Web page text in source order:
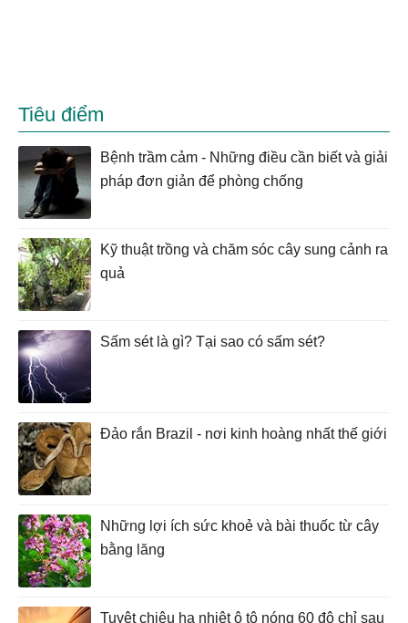
Tiêu điểm
Bệnh trầm cảm - Những điều cần biết và giải
pháp đơn giản để phòng chống
Kỹ thuật trồng và chăm sóc cây sung cảnh ra
quả
Sấm sét là gì? Tại sao có sấm sét?
Đảo rắn Brazil - nơi kinh hoàng nhất thế giới
Những lợi ích sức khoẻ và bài thuốc từ cây
bằng lăng
Tuyệt chiêu hạ nhiệt ô tô nóng 60 độ chỉ sau